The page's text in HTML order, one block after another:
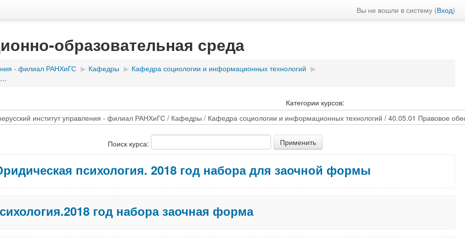
Вы не вошли в систему (Вход)
образовательная среда
- филиал РАНХиГС ▶ Кафедры ▶ Кафедра социологии и информационных технологий ▶
Категории курсов:
Поиск курса:
психология. 2018 год набора для заочной формы
год набора заочная форма